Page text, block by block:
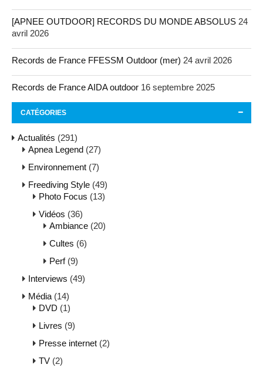
[APNEE OUTDOOR] RECORDS DU MONDE ABSOLUS 24
avril 2026
Records de France FFESSM Outdoor (mer) 24 avril 2026
Records de France AIDA outdoor 16 septembre 2025
CATÉGORIES
Actualités (291)
Apnea Legend (27)
Environnement (7)
Freediving Style (49)
Photo Focus (13)
Vidéos (36)
Ambiance (20)
Cultes (6)
Perf(9)
Interviews (49)
Média (14)
DVD (1)
Livres (9)
Presse internet (2)
TV (2)